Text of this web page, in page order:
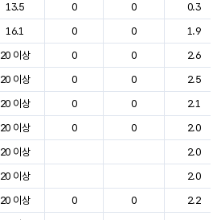
13.5 0 0
0.3
16.1 0 0
1.9
20 이상 0 0
2.6
20 이상 0 0
2.5
20 이상 0 0
2.1
20 이상 0 0
2.0
20 이상
2.0
20 이상
2.0
20 이상 0 0
2.2